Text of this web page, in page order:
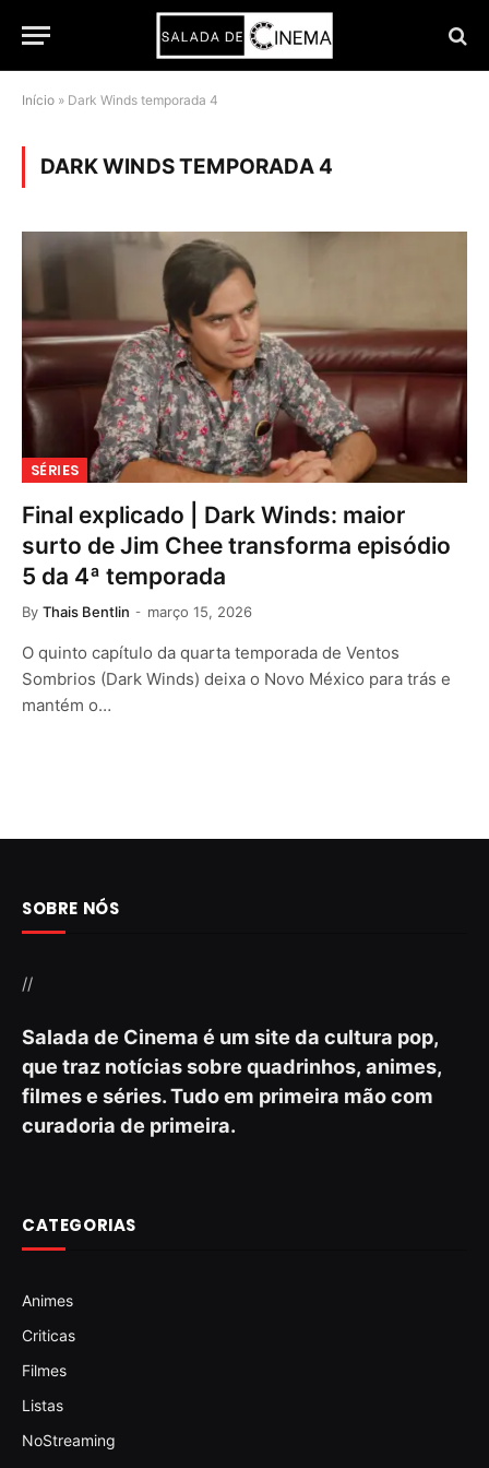
Início » Dark Winds temporada 4
DARK WINDS TEMPORADA 4
SÉRIES
Final explicado | Dark Winds: maior
surto de Jim Chee transforma episódio
5 da 4ª temporada
By Thais Bentlin março 15, 2026
O quinto capítulo da quarta temporada de Ventos
Sombrios (Dark Winds) deixa o Novo México para trás e
mantém o…
SOBRE NÓS
//
Salada de Cinema é um site da cultura pop,
que traz notícias sobre quadrinhos, animes,
filmes e séries. Tudo em primeira mão com
curadoria de primeira.
CATEGORIAS
Animes
Criticas
Filmes
Listas
NoStreaming